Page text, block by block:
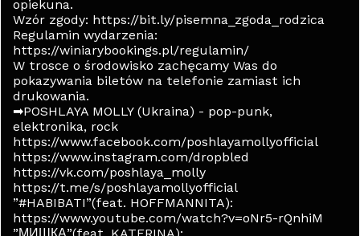
opiekuna.
Wzór zgody: https://bit.ly/pisemna_zgoda_rodzica
Regulamin wydarzenia:
https://winiarybookings.pl/regulamin/
W trosce o środowisko zachęcamy Was do
pokazywania biletów na telefonie zamiast ich
drukowania.
➡POSHLAYA MOLLY (Ukraina) - pop-punk,
elektronika, rock
https://www.facebook.com/poshlayamollyofficial
https://www.instagram.com/dropbled
https://vk.com/poshlaya_molly
https://t.me/s/poshlayamollyofficial
”#HABIBATI”(feat. HOFFMANNITA):
https://www.youtube.com/watch?v=oNr5-rQnhiM